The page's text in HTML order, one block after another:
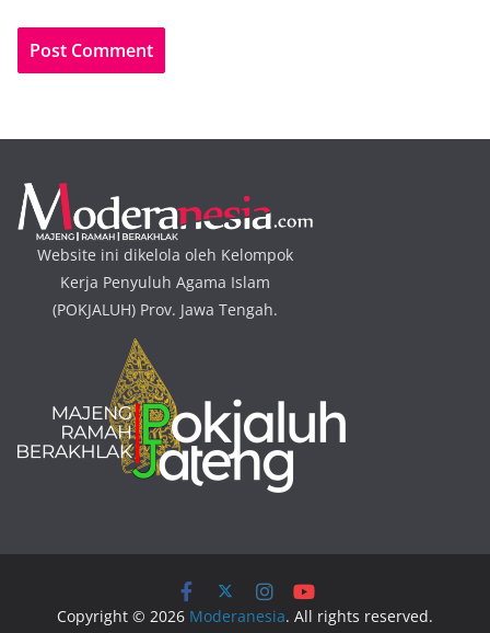
Website ini dikelola oleh Kelompok
Kerja Penyuluh Agama Islam
(POKJALUH) Prov. Jawa Tengah.
Copyright © 2026 Moderanesia. All rights reserved.